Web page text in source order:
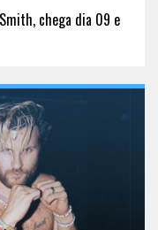
chega dia 09 e